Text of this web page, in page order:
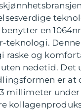
en
teknologi.
raske og
nedetid. Det
er at
millimeter under